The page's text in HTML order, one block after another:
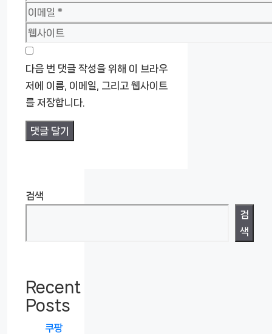
름
이
메
일
웹
사
이
트
다음 번 댓글 작성을 위해 이 브라우
저에 이름, 이메일, 그리고 웹사이트
를 저장합니다.
검색
검
색
Recent
Posts
쿠팡